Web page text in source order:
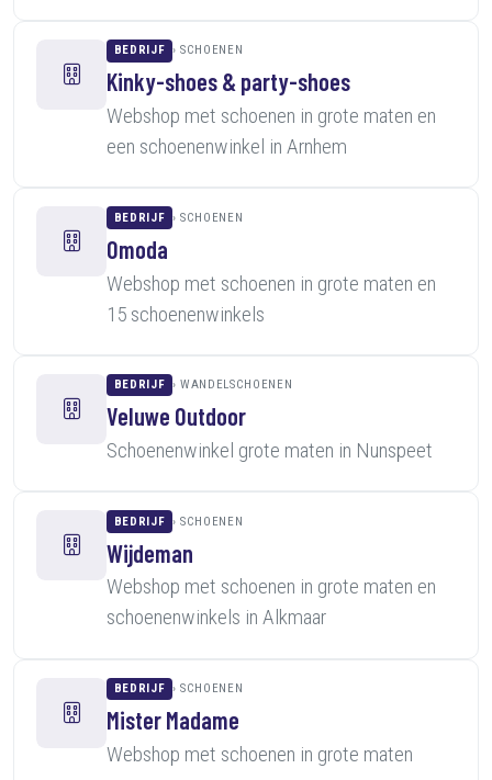
BEDRIJF SCHOENEN
Kinky-shoes & party-shoes
Webshop met schoenen in grote maten en
een schoenenwinkel in Arnhem
BEDRIJF SCHOENEN
Omoda
Webshop met schoenen in grote maten en
15 schoenenwinkels
BEDRIJF WANDELSCHOENEN
Veluwe Outdoor
Schoenenwinkel grote maten in Nunspeet
BEDRIJF SCHOENEN
Wijdeman
Webshop met schoenen in grote maten en
schoenenwinkels in Alkmaar
BEDRIJF SCHOENEN
Mister Madame
Webshop met schoenen in grote maten